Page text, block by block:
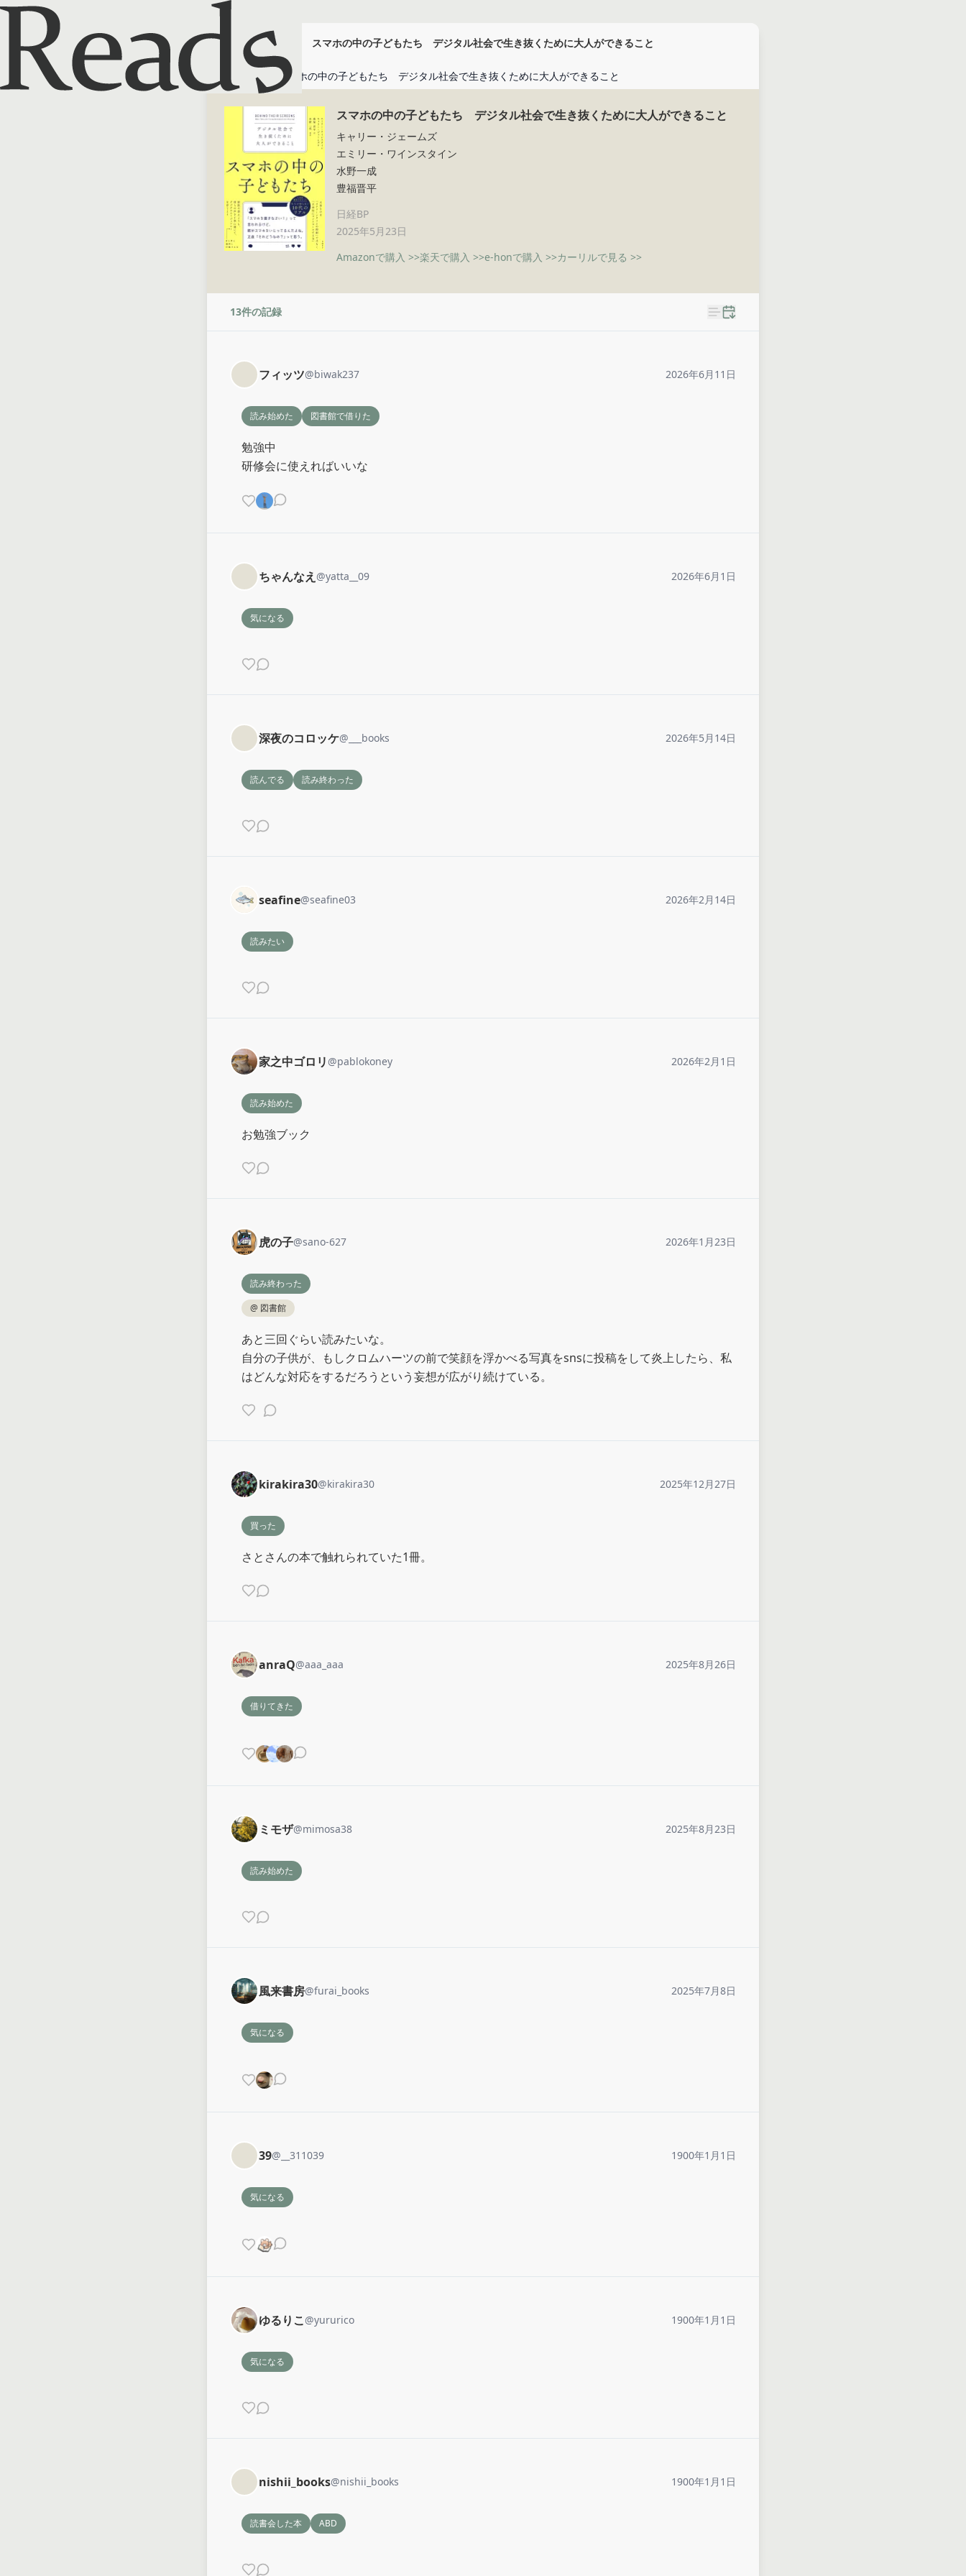
スマホの中の子どもたち デジタル社会で生き抜くために大人ができること
スマホの中の子どもたち デジタル社会で生き抜くために大人ができること
スマホの中の子どもたち デジタル社会で生き抜くために大人ができること
キャリー・ジェームズ
エミリー・ワインスタイン
水野一成
豊福晋平
日経BP
2025年5月23日
Amazonで購入 >>楽天で購入 >>e-honで購入 >>カーリルで見る >>
13件の記録
フィッツ@biwak237 2026年6月11日
読み始めた 図書館で借りた
勉強中
研修会に使えればいいな
ちゃんなえ @yatta__09 2026年6月1日
気になる
深夜のコロッケ@ ___books 2026年5月14日
読んでる 読み終わった
seafine@seafine03 2026年2月14日
読みたい
家之中ゴロリ @pablokoney 2026年2月1日
読み始めた
お勉強ブック
虎の子@sano-627 2026年1月23日
読み終わった
@ 図書館
あと三回ぐらい読みたいな。
自分の子供が、もしクロムハーツの前で笑顔を浮かべる写真をsnsに投稿をして炎上したら、私
はどんな対応をするだろうという妄想が広がり続けている。
kirakira30@kirakira30 2025年12月27日
買った
さとさんの本で触れられていた1冊。
anraQ@aaa_aaa 2025年8月26日
借りてきた
ミモザ@mimosa38 2025年8月23日
読み始めた
風来書房@furai_books 2025年7月8日
気になる
39@ __311039 1900年1月1日
気になる
ゆるりこ@yururico 1900年1月1日
気になる
nishii_books@nishii_books 1900年1月1日
読書会した本 ABD